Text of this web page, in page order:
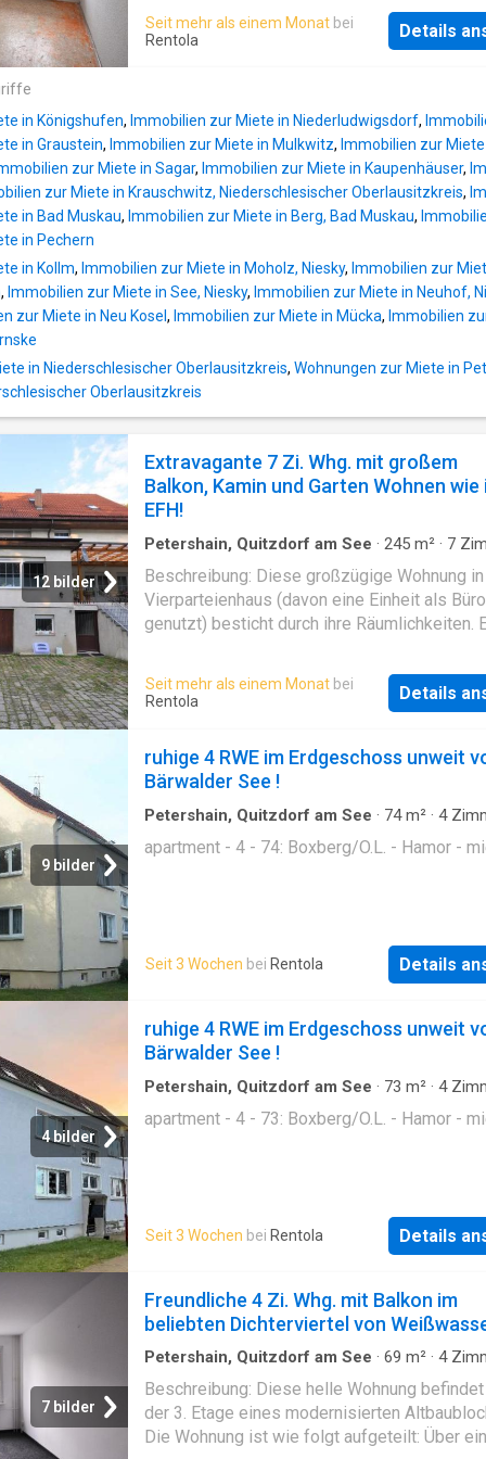
welchem Sie die nachfolgenden Räume
Eine Wohnstube mit dem Zugang zum
danach bezugsfertig. Zur Wohnung gehört
Auf Wunsch können Sie auch eine im
befindliche Garage anmieten (zzgl. mtl. 25,00
Hinter dem Haus gibt es Grünflächen, die
den Mietern zum z. B. Wäschetrocknen,
zum Thema Haustiere. Katze: Okay! Hund: In
Katzengröße auch okay! Eigenschaften der
Von Haus aus ruhig, lieb und sauber!
Seit mehr als einem Monat bei
Rentola
Details
in Königshufen, Immobilien zur Miete in Niederludwigsdorf,
in Graustein, Immobilien zur Miete in Mulkwitz, Immobilien zur
zur Miete in Sagar, Immobilien zur Miete in Kaupenhäuser,
zur Miete in Krauschwitz, Niederschlesischer Oberlausitzkreis,
in Bad Muskau, Immobilien zur Miete in Berg, Bad Muskau,
in Pechern
in Kollm, Immobilien zur Miete in Moholz, Niesky, Immobilien zur
, Immobilien zur Miete in See, Niesky, Immobilien zur Miete in Neuhof,
zur Miete in Neu Kosel , Immobilien zur Miete in Mücka, Immobilien
in Niederschlesischer Oberlausitzkreis, Wohnungen zur Miete in
Oberlausitzkreis
12 bilder
Extravagante 7 Zi. Whg. mit großem
Balkon, Kamin und Garten Wohnen wie
EFH!
Petershain, Quitzdorf am See · 245 m² · 7
Ausgestattete Küche·Sauna·Kamin
Beschreibung: Diese großzügige Wohnung
Vierparteienhaus (davon eine Einheit als Büro
genutzt) besticht durch ihre Räumlichkeiten.
Sie ein Zimmer mit kleinem Tageslichtbad
ohne WC) erwarten. Ein Gäste-WC und eine
geräumige Wohnküche mit Einbauküche sind
Wohnzimmer, ein Kaminzimmer mit Zugang
großen Balkon sowie das Schlafzimmer mit
begehbarem Kleiderschrank bieten
Wohnen. Eine weitere Geschosstreppe führt
ausgebauten Dachgeschoss mit Diele,
in den Spitzboden mit zwei zusätzlichen
Hobbyräumen. Der Außenbereich umfasst
während Besucher auf dem Außenslplatz
können. Willkommen in Ihrem neuen Zuhause!
Vermieter freut sich über eine
Seit mehr als einem Monat bei
Rentola
Details
9 bilder
ruhige 4 RWE im Erdgeschoss unweit
Bärwalder See !
Petershain, Quitzdorf am See · 74m² · 4
apartment - 4 - 74: Boxberg/O.L. - Hamor -
Seit 3 Wochen bei Rentola Details
4 bilder
ruhige 4 RWE im Erdgeschoss unweit
Bärwalder See !
Petershain, Quitzdorf am See · 73 m² · 4
apartment - 4 - 73: Boxberg/O.L. - Hamor -
Seit 3 Wochen bei Rentola Details
7 bilder
Freundliche 4 Zi. Whg. mit Balkon im
beliebten Dichterviertel von
Petershain, Quitzdorf am See · 69 m² · 4
Ausgestattete Küche
Beschreibung: Diese helle Wohnung
der 3. Etage eines modernisierten
Die Wohnung ist wie folgt aufgeteilt: Über